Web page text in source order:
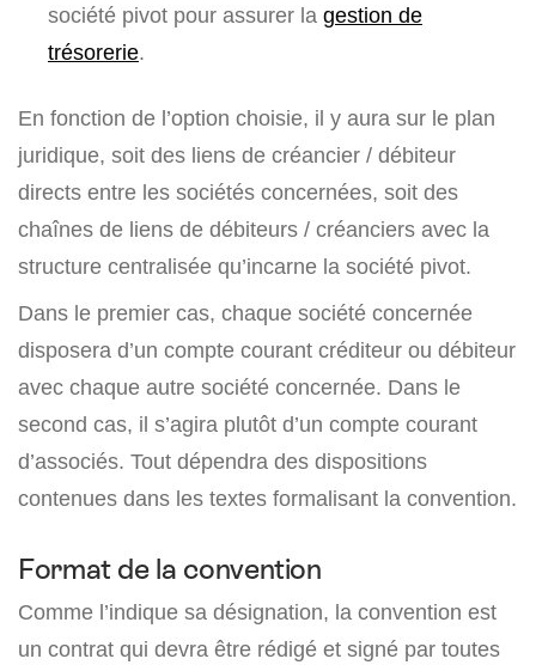
société pivot pour assurer la gestion de
trésorerie.
En fonction de l’option choisie, il y aura sur le plan
juridique, soit des liens de créancier / débiteur
directs entre les sociétés concernées, soit des
chaînes de liens de débiteurs / créanciers avec la
structure centralisée qu’incarne la société pivot.
Dans le premier cas, chaque société concernée
disposera d’un compte courant créditeur ou débiteur
avec chaque autre société concernée. Dans le
second cas, il s’agira plutôt d’un compte courant
d’associés. Tout dépendra des dispositions
contenues dans les textes formalisant la convention.
Format de la convention
Comme l’indique sa désignation, la convention est
un contrat qui devra être rédigé et signé par toutes